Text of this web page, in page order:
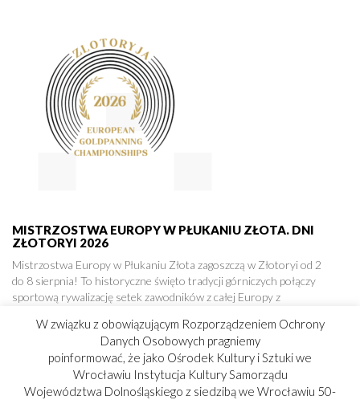
MISTRZOSTWA EUROPY W PŁUKANIU ZŁOTA. DNI
ZŁOTORYI 2026
Mistrzostwa Europy w Płukaniu Złota zagoszczą w Złotoryi od 2
do 8 sierpnia! To historyczne święto tradycji górniczych połączy
sportową rywalizację setek zawodników z całej Europy z
mnóstwo atrakcji. Zapraszamy!
W związku z obowiązującym Rozporządzeniem Ochrony
Danych Osobowych pragniemy
poinformować, że jako Ośrodek Kultury i Sztuki we
Wrocławiu Instytucja Kultury Samorządu
Województwa Dolnośląskiego z siedzibą we Wrocławiu 50-